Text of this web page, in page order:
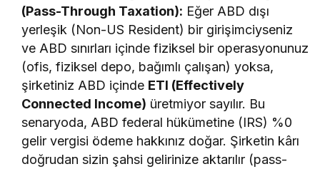
(Pass-Through Taxation): Eğer ABD dışı
yerleşik (Non-US Resident) bir girişimciyseniz
ve ABD sınırları içinde fiziksel bir operasyonunuz
(ofis, fiziksel depo, bağımlı çalışan) yoksa,
şirketiniz ABD içinde ETI (Effectively
Connected Income) üretmiyor sayılır. Bu
senaryoda, ABD federal hükümetine (IRS) %0
gelir vergisi ödeme hakkınız doğar. Şirketin kârı
doğrudan sizin şahsi gelirinize aktarılır (pass-